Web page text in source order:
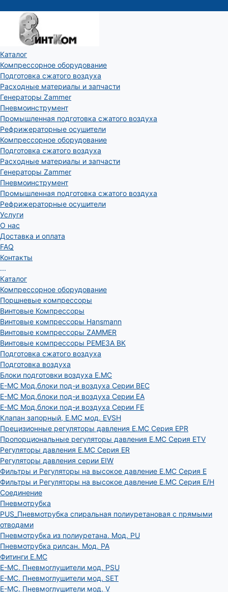
Каталог
Компрессорное оборудование
Подготовка сжатого воздуха
Расходные материалы и запчасти
Генераторы Zammer
Пневмоинструмент
Промышленная подготовка сжатого воздуха
Рефрижераторные осушители
Компрессорное оборудование
Подготовка сжатого воздуха
Расходные материалы и запчасти
Генераторы Zammer
Пневмоинструмент
Промышленная подготовка сжатого воздуха
Рефрижераторные осушители
Услуги
О нас
Доставка и оплата
FAQ
Контакты
...
Каталог
Компрессорное оборудование
Поршневые компрессоры
Винтовые Компрессоры
Винтовые компрессоры Hansmann
Винтовые компрессоры ZAMMER
Винтовые компрессоры РЕМЕЗА ВК
Подготовка сжатого воздуха
Подготовка воздуха
Блоки подготовки воздуха E.MC
E-MC Мод.блоки под-и воздуха Серии BEC
E-MC Мод.блоки под-и воздуха Серии EA
E-MC Мод.блоки под-и воздуха Серии FE
Клапан запорный, E.MC мод. EVSH
Прецизионные регуляторы давления E.MC Серия EPR
Пропорциональные регуляторы давления E.MC Серия ETV
Регуляторы давления E.MC Серия ER
Регуляторы давления серии EIW
Фильтры и Регуляторы на высокое давление E.MC Серия E
Фильтры и Регуляторы на высокое давление E.MC Серия E/H
Соединение
Пневмотрубка
PUS_Пневмотрубка спиральная полиуретановая с прямыми
отводами
Пневмотрубка из полиуретана. Мод. РU
Пневмотрубка рилсан. Мод. PA
Фитинги E.MC
E-MC. Пневмоглушители мод. PSU
E-MC. Пневмоглушители мод. SET
E-MC. Пневмоглушители мод. V